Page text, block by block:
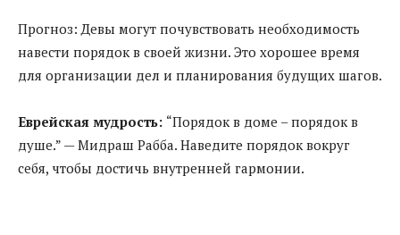
Прогноз: Девы могут почувствовать необходимость
навести порядок в своей жизни. Это хорошее время
для организации дел и планирования будущих шагов.
Еврейская мудрость: “Порядок в доме – порядок в
душе.” — Мидраш Рабба. Наведите порядок вокруг
себя, чтобы достичь внутренней гармонии.